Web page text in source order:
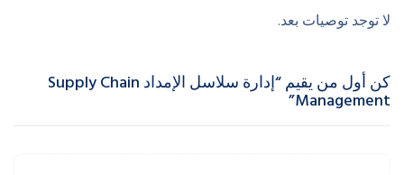
لا توجد توصيات بعد.
كن أول من يقيم “إدارة سلاسل الإمداد Supply Chain
Management”